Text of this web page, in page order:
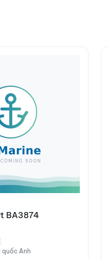
BA3874
Anh